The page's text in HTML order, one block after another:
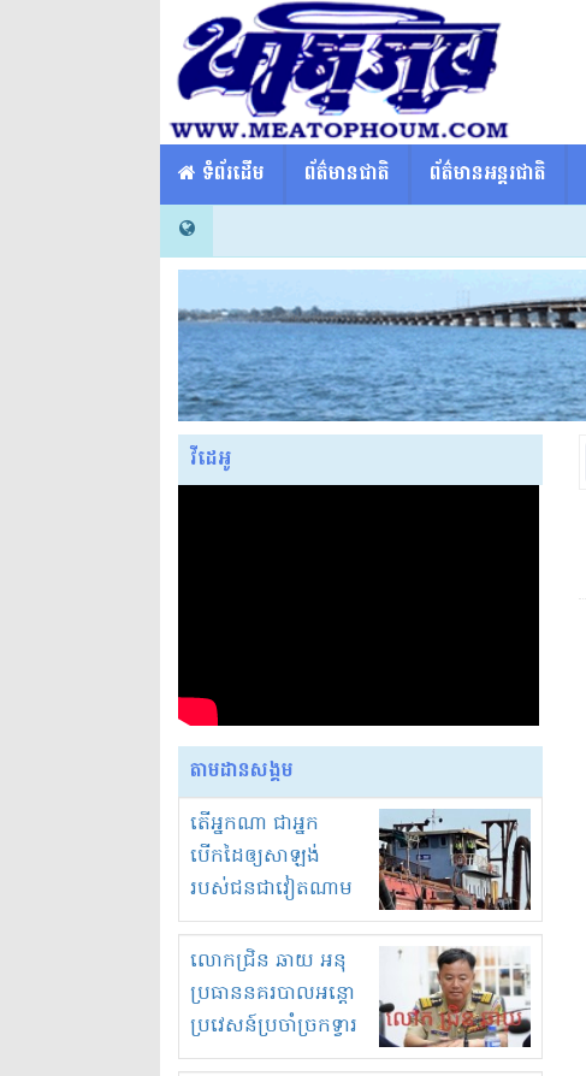
​​ ទំព័រដើម ព័ត៌មានជាតិ ព័ត៌មានអន្តរជាតិ
វីដេអូ
តាមដានសង្គម
តើអ្នកណា ជាអ្នក
បើកដៃឲ្យសាឡង់
របស់ជនជាវៀតណាម
ចូល មកខុស
ច្បាប់លួចបូមខ្សាច់នៅ
ក្នុងប្រទេសកម្ពុជា
លោកជ្រិន ឆាយ អនុ
ប្រធាននគរបាលអន្តោ
ប្រវេសន៍ប្រចាំច្រកទ្វារ
ព្រំដែនភ្នំឌិន និងឈ្មួញ